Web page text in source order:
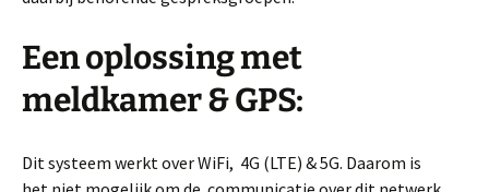
Een oplossing met
meldkamer & GPS:
Dit systeem werkt over WiFi, 4G (LTE) & 5G. Daarom is